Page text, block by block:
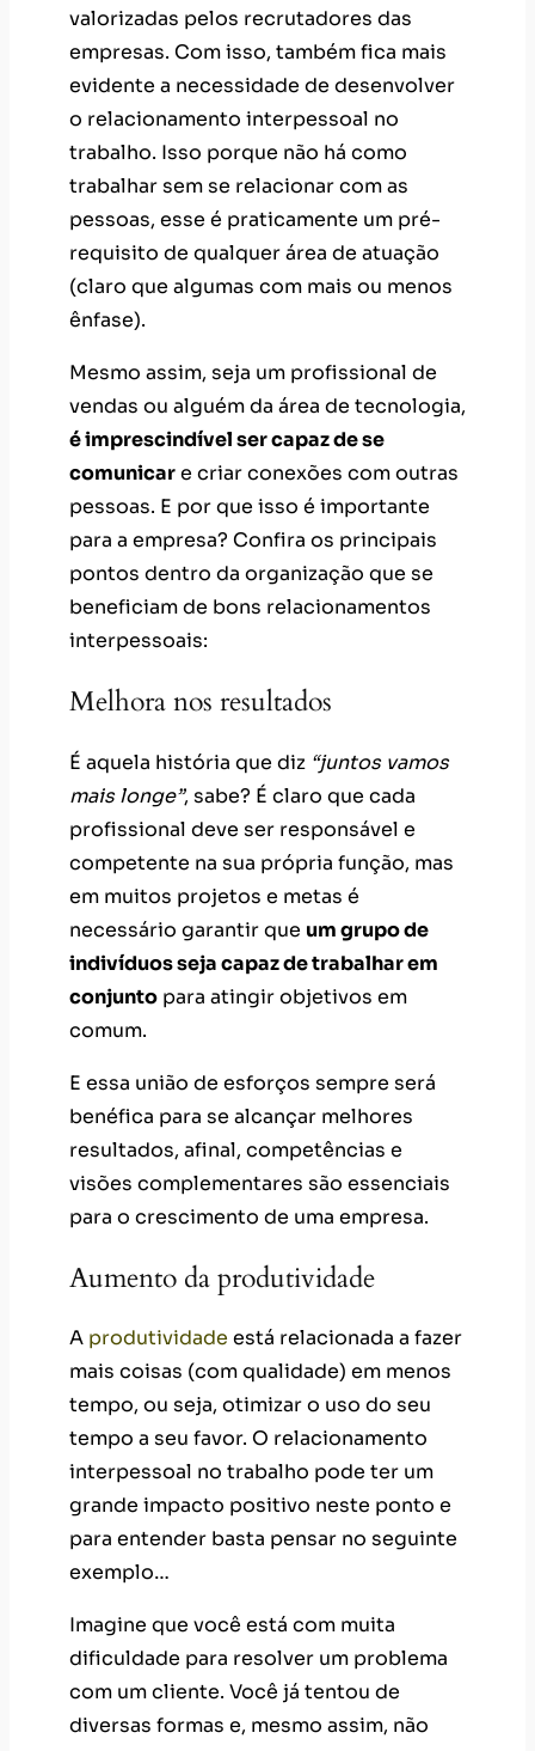
valorizadas pelos recrutadores das
empresas. Com isso, também fica mais
evidente a necessidade de desenvolver
o relacionamento interpessoal no
trabalho. Isso porque não há como
trabalhar sem se relacionar com as
pessoas, esse é praticamente um pré-
requisito de qualquer área de atuação
(claro que algumas com mais ou menos
ênfase).
Mesmo assim, seja um profissional de
vendas ou alguém da área de tecnologia,
é imprescindível ser capaz de se
comunicare criar conexões com outras
pessoas. E por que isso é importante
para a empresa? Confira os principais
pontos dentro da organização que se
beneficiam de bons relacionamentos
interpessoais:
Melhora nos resultados
É aquela história que diz “juntos vamos
mais longe”, sabe? É claro que cada
profissional deve ser responsável e
competente na sua própria função, mas
em muitos projetos e metas é
necessário garantir que um grupo de
indivíduos seja capaz de trabalhar em
conjunto para atingir objetivos em
comum.
E essa união de esforços sempre será
benéfica para se alcançar melhores
resultados, afinal, competências e
visões complementares são essenciais
para o crescimento de uma empresa.
Aumento da produtividade
A produtividade está relacionada a fazer
mais coisas (com qualidade) em menos
tempo, ou seja, otimizar o uso do seu
tempo a seu favor. O relacionamento
interpessoal no trabalho pode ter um
grande impacto positivo neste ponto e
para entender basta pensar no seguinte
exemplo…
Imagine que você está com muita
dificuldade para resolver um problema
com um cliente. Você já tentou de
diversas formas e, mesmo assim, não